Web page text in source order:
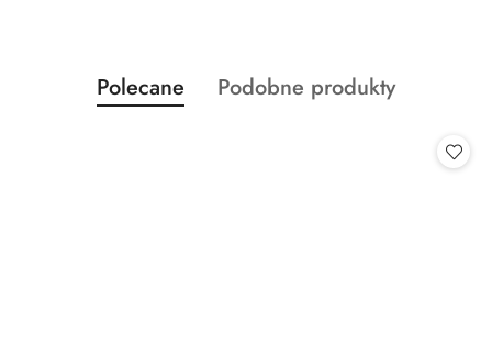
Pomiń karuzelę produktów
Produkty
o
Polecane
Produkty
Podobne produkty